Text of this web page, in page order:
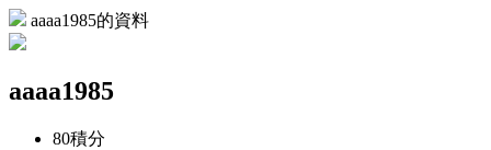
aaaa1985的資料
aaaa1985
80積分